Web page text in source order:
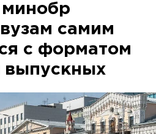
минобр
самим
с форматом
выпускных